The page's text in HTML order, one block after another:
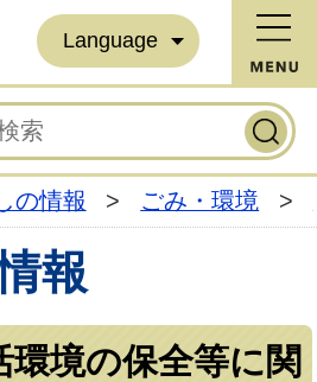
Language
の情報 > ごみ・環境 >
報
環境の保全等に関